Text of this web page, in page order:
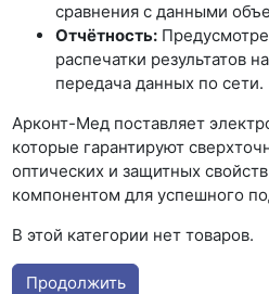
сравнения с данными
Отчётность:
распечатки результатов
передача данных по сети.
Арконт-Мед поставляет
которые гарантируют
оптических и защитных
компонентом для успешного
В этой категории нет товаров.
Продолжить